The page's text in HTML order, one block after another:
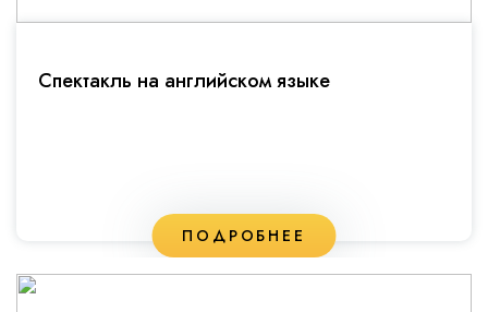
Спектакль на английском языке
ПОДРОБНЕЕ